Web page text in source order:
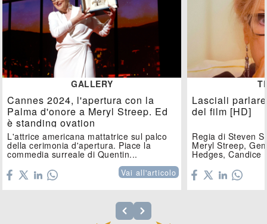
GALLERY
Cannes 2024, l'apertura con la
Palma d'onore a Meryl Streep. Ed
è standing ovation
L'attrice americana mattatrice sul palco
della cerimonia d'apertura. Piace la
commedia surreale di Quentin...
Vai all'articolo
Lasciali
del film [HD]
Regia di Steven
Meryl Streep,
Hedges, Candice
Dal 27...